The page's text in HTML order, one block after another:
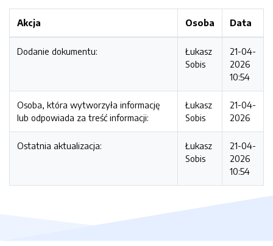
Akcja Osoba Data
Dodanie dokumentu:
Łukasz
Sobis
21-04-
2026
10:54
Osoba, która wytworzyła informację
lub odpowiada za treść informacji:
Łukasz
Sobis
21-04-
2026
Ostatnia aktualizacja:
Łukasz
Sobis
21-04-
2026
10:54